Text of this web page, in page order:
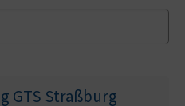
GTS Straßburg